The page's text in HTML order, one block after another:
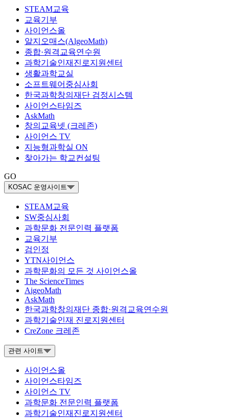
STEAM교육
교육기부
사이언스올
알지오매스(AlgeoMath)
종합·원격교육연수원
과학기술인재진로지원센터
생활과학교실
소프트웨어중심사회
한국과학창의재단 검정시스템
사이언스타임즈
AskMath
창의교육넷 (크레존)
사이언스 TV
지능형과학실 ON
찾아가는 학교컨설팅
GO
KOSAC 운영사이트
STEAM교육
SW중심사회
과학문화 전문인력 플랫폼
교육기부
검인정
YTN사이언스
과학문화의 모든 것 사이언스올
The ScienceTimes
AigeoMath
AskMath
한국과학창의재단 종합·원격교육연수원
과학기술인재 진로지원센터
CreZone 크레존
관련 사이트
사이언스올
사이언스타임즈
사이언스 TV
과학문화 전문인력 플랫폼
과학기술인재진로지원센터